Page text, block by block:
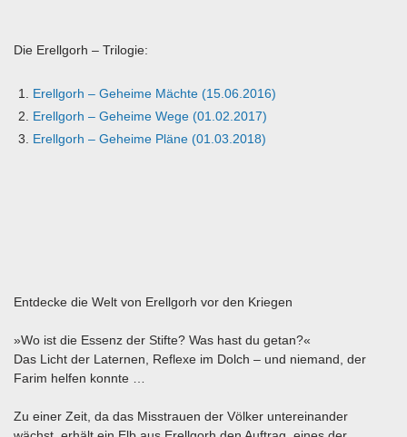
Die Erellgorh – Trilogie:
Erellgorh – Geheime Mächte (15.06.2016)
Erellgorh – Geheime Wege (01.02.2017)
Erellgorh – Geheime Pläne (01.03.2018)
Entdecke die Welt von Erellgorh vor den Kriegen
»Wo ist die Essenz der Stifte? Was hast du getan?«
Das Licht der Laternen, Reflexe im Dolch – und niemand, der
Farim helfen konnte …
Zu einer Zeit, da das Misstrauen der Völker untereinander